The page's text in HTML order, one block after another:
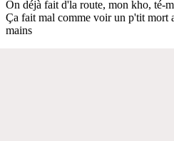
On déjà fait d'la route, mon kho, té-
Ça fait mal comme voir un p'tit mort
mains